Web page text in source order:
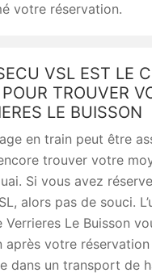
votre réservation.
VSL EST LE
TROUVER
LE BUISSON
en train peut être
trouver votre
Si vous avez
alors pas de souci.
Verrieres Le Buisson
après votre
dans un transport de